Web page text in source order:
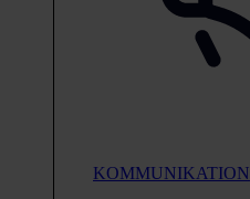
KOMMUNIKATION